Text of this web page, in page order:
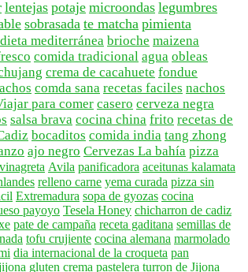
lentejas potaje microondas legumbres
sobrasada te matcha pimienta
dieta mediterránea brioche maizena
comida tradicional agua obleas
crema de cacahuete fondue
comda sana recetas faciles nachos
para comer casero cerveza negra
salsa brava cocina china frito recetas de
bocaditos comida india tang zhong
ajo negro Cervezas La bahía pizza
vinagreta Avila panificadora aceitunas kalamata
relleno carne yema curada pizza sin
Extremadura sopa de gyozas cocina
payoyo Tesela Honey chicharron de cadiz
pate de campaña receta gaditana semillas de
tofu crujiente cocina alemana marmolado
dia internacional de la croqueta pan
gluten crema pastelera turron de Jijona